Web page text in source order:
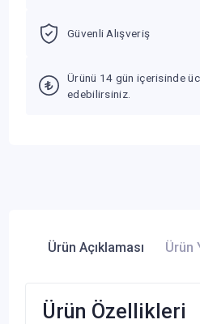
Güvenli Alışveriş
Ürünü 14 gün içerisinde
edebilirsiniz.
Ürün Açıklaması Ürün
Ürün Özellikleri